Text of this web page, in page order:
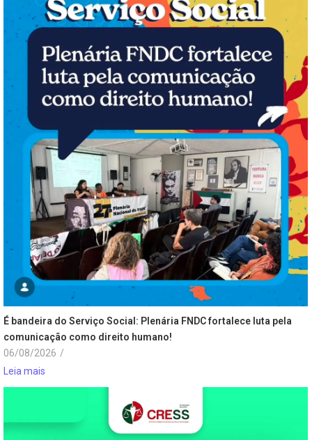
É bandeira do Serviço Social: Plenária FNDC fortalece luta pela
comunicação como direito humano!
06/08/2026 /
Leia mais